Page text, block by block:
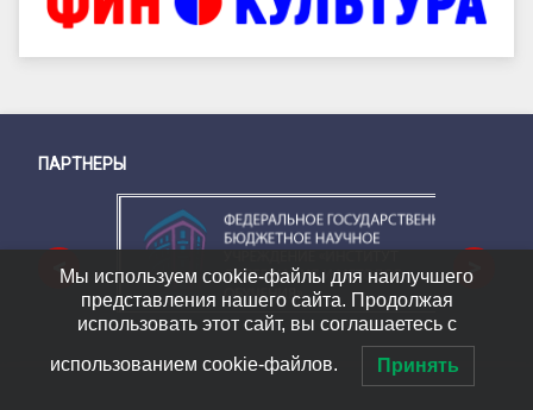
Снизу
ПАРТНЕРЫ
< >
Мы используем cookie-файлы для наилучшего
представления нашего сайта. Продолжая
использовать этот сайт, вы соглашаетесь с
использованием cookie-файлов. Принять